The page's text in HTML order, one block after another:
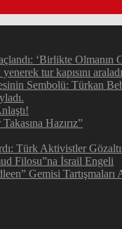
‘Birlikte Olmanın
tur kapısını araladı
Sembolü: Türkan
Hazırız”
Türk Aktivistler
Filosu”na İsrail Engeli
Gemisi Tartışmaları